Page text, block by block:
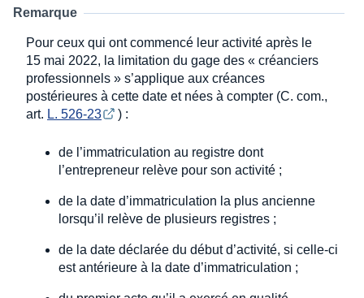
Remarque
Pour ceux qui ont commencé leur activité après le
15 mai 2022, la limitation du gage des « créanciers
professionnels » s’applique aux créances
postérieures à cette date et nées à compter (C. com.,
art. L. 526-23 ) :
de l’immatriculation au registre dont
l’entrepreneur relève pour son activité ;
de la date d’immatriculation la plus ancienne
lorsqu’il relève de plusieurs registres ;
de la date déclarée du début d’activité, si celle-ci
est antérieure à la date d’immatriculation ;